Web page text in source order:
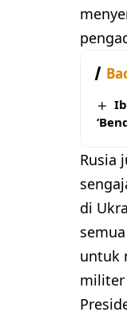
Rusia
di
untuk
militer